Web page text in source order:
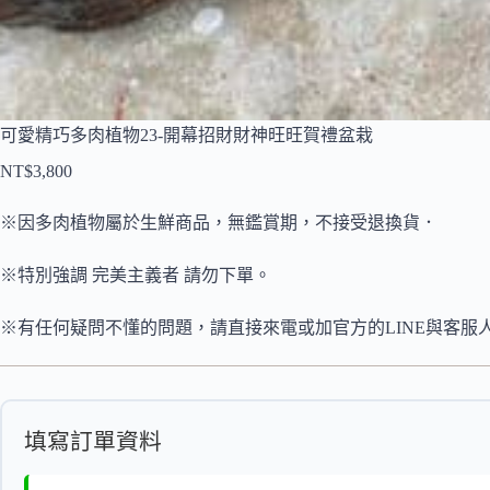
可愛精巧多肉植物23-開幕招財財神旺旺賀禮盆栽
NT$3,800
※因多肉植物屬於生鮮商品，無鑑賞期，不接受退換貨．
※特別強調 完美主義者 請勿下單。
※有任何疑問不懂的問題，請直接來電或加官方的LINE與客服
填寫訂單資料